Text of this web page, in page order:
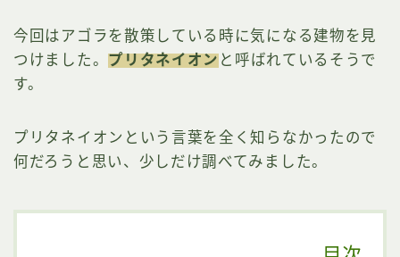
今回はアゴラを散策している時に気になる建物を見
つけました。 プリタネイオン と呼ばれているそうで
す。
プリタネイオンという言葉を全く知らなかったので
何だろうと思い、少しだけ調べてみました。